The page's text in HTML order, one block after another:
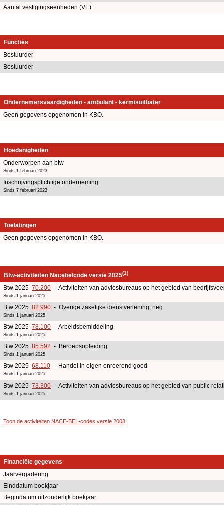
Aantal vestigingseenheden (VE):
Functies
Bestuurder
Bestuurder
Ondernemersvaardigheden - ambulant - kermisuitbater
Geen gegevens opgenomen in KBO.
Hoedanigheden
Onderworpen aan btw
Sinds 1 februari 2023
Inschrijvingsplichtige onderneming
Sinds 7 februari 2023
Toelatingen
Geen gegevens opgenomen in KBO.
Btw-activiteiten Nacebelcode versie 2025(1)
Btw 2025 70.200 - Activiteiten van adviesbureaus op het gebied van
Sinds 1 januari 2025
Btw 2025 82.990 - Overige zakelijke dienstverlening, neg
Sinds 1 januari 2025
Btw 2025 78.100 - Arbeidsbemiddeling
Sinds 1 januari 2025
Btw 2025 85.592 - Beroepsopleiding
Sinds 1 januari 2025
Btw 2025 68.110 - Handel in eigen onroerend goed
Sinds 1 januari 2025
Btw 2025 73.300 - Activiteiten van adviesbureaus op het gebied van public
Sinds 1 januari 2025
Toon de activiteiten NACE-BEL-codes versie 2008
Financiële gegevens
Jaarvergadering
Einddatum boekjaar
Begindatum uitzonderlijk boekjaar